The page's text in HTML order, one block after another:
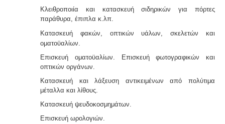
Πυρασφάλεια - Πυροπροστασία -
κοινού, γραφείων και εμπορικών
καταστημάτων οφείλουν να επανακαθορίσουν μέτρα
και μέσα πυροπροστασίας σύμφωνα με τις νέες
διατάξεις (ΠΥΔ 16/15, 3/15, 17/16 & /17).
Κλειθροποιία και κατασκευή σιδηρικών για πόρτες
παράθυρα, έπιπλα κ.λπ.
Κατασκευή φακών, οπτικών υάλων, σκελετών και
οματοϋαλίων.
Επισκευή οματοϋαλίων. Επισκευή φωτογραφικών και
οπτικών οργάνων.
Κατασκευή και λάξευση αντικειμένων από πολύτιμα
μέταλλα και λίθους.
Κατασκευή ψευδοκοσμημάτων.
Επισκευή ωρολογιών.